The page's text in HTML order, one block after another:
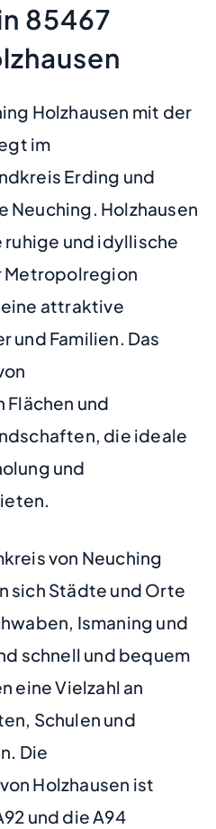
85467
Holzhausen mit der
im
Erding und
Neuching. Holzhausen
und idyllische
Metropolregion
attraktive
und Familien. Das
und
die ideale
und
von Neuching
sich Städte und Orte
Ismaning und
schnell und bequem
eine Vielzahl an
Schulen und
Die
Holzhausen ist
und die A94